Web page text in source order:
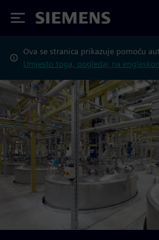
Siemens
Ova se stranica prikazuje pomoću
Umjesto toga, pogledaj na